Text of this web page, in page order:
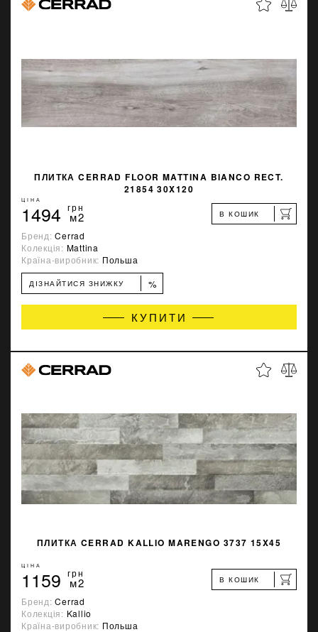
ПЛИТКА CERRAD FLOOR MATTINA BIANCO RECT.
21854 30X120
ЦІНА
1494 грн
м2 В КОШИК
Бренд:Cerrad
Колекція: Mattina
Країна-виробник: Польша
ДІЗНАЙТИСЯ ЗНИЖКУ %
КУПИТИ
ПЛИТКА CERRAD KALLIO MARENGO 3737 15X45
ЦІНА
1159 грн
м2 В КОШИК
Бренд:Cerrad
Колекція: Kallio
Країна-виробник: Польша